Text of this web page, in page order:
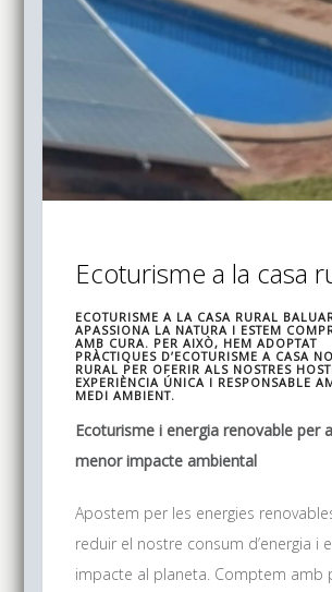
Ecoturisme a la casa
ECOTURISME A LA CASA RURAL
APASSIONA LA NATURA I ESTEM
AMB CURA. PER AIXÒ, HEM ADOPTAT
PRÀCTIQUES D’ECOTURISME A CASA
RURAL PER OFERIR ALS NOSTRES
EXPERIÈNCIA ÚNICA I RESPONSABLE
MEDI AMBIENT.
Ecoturisme i energia renovable per
menor impacte ambiental
Apostem per les energies
reduir el nostre consum d’energia i
impacte al planeta. Comptem amb